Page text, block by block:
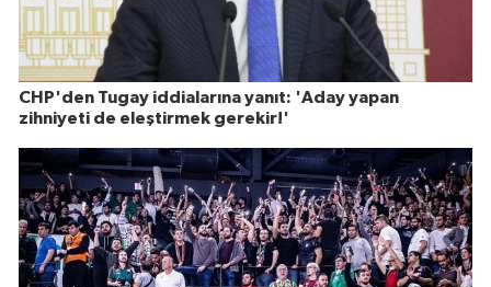
CHP'den Tugay iddialarına yanıt: 'Aday yapan
zihniyeti de eleştirmek gerekir!'